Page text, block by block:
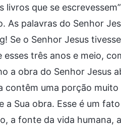
que se escrevessem”
As palavras do Senhor
Se o Senhor Jesus
três anos e meio,
a obra do Senhor Jesus
contêm uma porção
Sua obra. Esse é um
a fonte da vida humana,